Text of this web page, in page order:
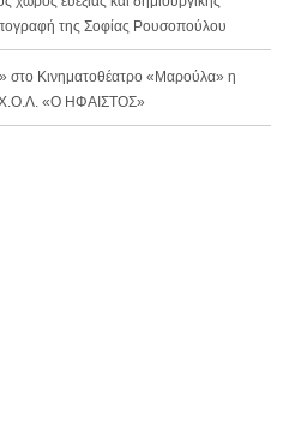
της Σοφίας Ρουσοπούλου
στο Κινηματοθέατρο «Μαρούλα» η
Χ.Ο.Λ. «Ο ΗΦΑΙΣΤΟΣ»